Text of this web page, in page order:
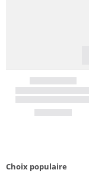
Choix populaire